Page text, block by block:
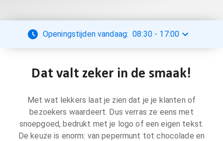
Openingstijden vandaag: 08:30 - 17:00
Dat valt zeker in de smaak!
Met wat lekkers laat je zien dat je je klanten of
bezoekers waardeert. Dus verras ze eens met
snoepgoed, bedrukt met je logo of een eigen tekst.
De keuze is enorm: van pepermunt tot chocolade en